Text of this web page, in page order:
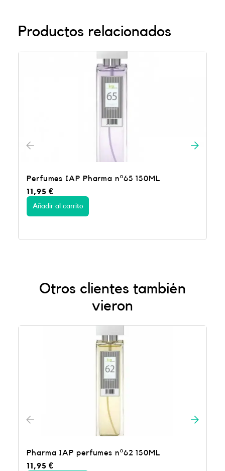
Productos relacionados
Perfumes IAP Pharma nº65 150ML
11,95€
Añadir al carrito
Otros clientes también
vieron
Pharma IAP perfumes nº62 150ML
11,95€